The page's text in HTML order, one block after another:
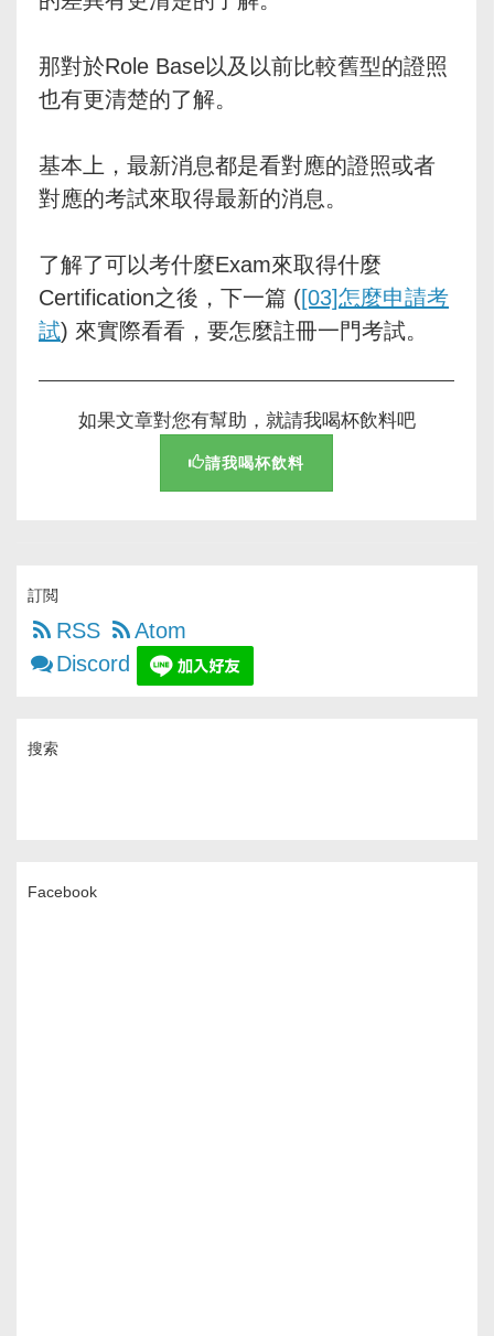
那對於Role Base以及以前比較舊型的證照
也有更清楚的了解。
基本上，最新消息都是看對應的證照或者
對應的考試來取得最新的消息。
了解了可以考什麼Exam來取得什麼
Certification之後，下一篇 ([03]怎麼申請考
試) 來實際看看，要怎麼註冊一門考試。
如果文章對您有幫助，就請我喝杯飲料吧
請我喝杯飲料
訂閲
RSS
Atom
Discord
搜索
Facebook